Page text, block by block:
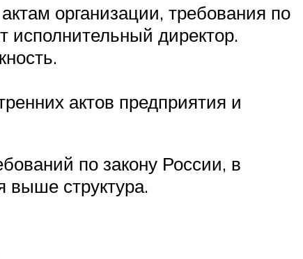
организации, требования по
исполнительный директор.
актов предприятия и
по закону России, в
выше структура.